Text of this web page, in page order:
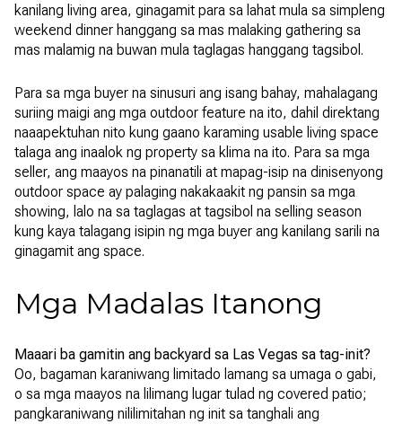
kanilang living area, ginagamit para sa lahat mula sa simpleng
weekend dinner hanggang sa mas malaking gathering sa
mas malamig na buwan mula taglagas hanggang tagsibol.
Para sa mga buyer na sinusuri ang isang bahay, mahalagang
suriing maigi ang mga outdoor feature na ito, dahil direktang
naaapektuhan nito kung gaano karaming usable living space
talaga ang inaalok ng property sa klima na ito. Para sa mga
seller, ang maayos na pinanatili at mapag-isip na dinisenyong
outdoor space ay palaging nakakaakit ng pansin sa mga
showing, lalo na sa taglagas at tagsibol na selling season
kung kaya talagang isipin ng mga buyer ang kanilang sarili na
ginagamit ang space.
Mga Madalas Itanong
Maaari ba gamitin ang backyard sa Las Vegas sa tag-init?
Oo, bagaman karaniwang limitado lamang sa umaga o gabi,
o sa mga maayos na lilimang lugar tulad ng covered patio;
pangkaraniwang nililimitahan ng init sa tanghali ang